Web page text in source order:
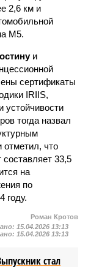
2,6 км и
М5.
и
сертификаты
IRIIS,
устойчивости
тогда назвал
отметил, что
33,5
на
по
году.
Роман Кротов
15.04.2026 13:13
15.04.2026 13:13
стал